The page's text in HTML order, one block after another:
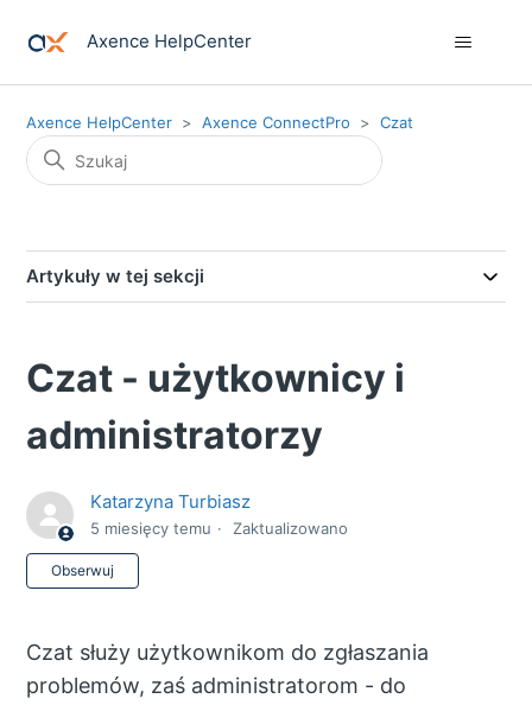
Axence HelpCenter
Axence HelpCenter Axence ConnectPro Czat
Artykuły w tej sekcji
Czat - użytkownicy i
administratorzy
Katarzyna Turbiasz
5 miesięcy temu Zaktualizowano
Obserwuj
Czat służy użytkownikom do zgłaszania
problemów, zaś administratorom - do